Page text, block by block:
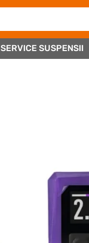
SERVICE SUSPENSII